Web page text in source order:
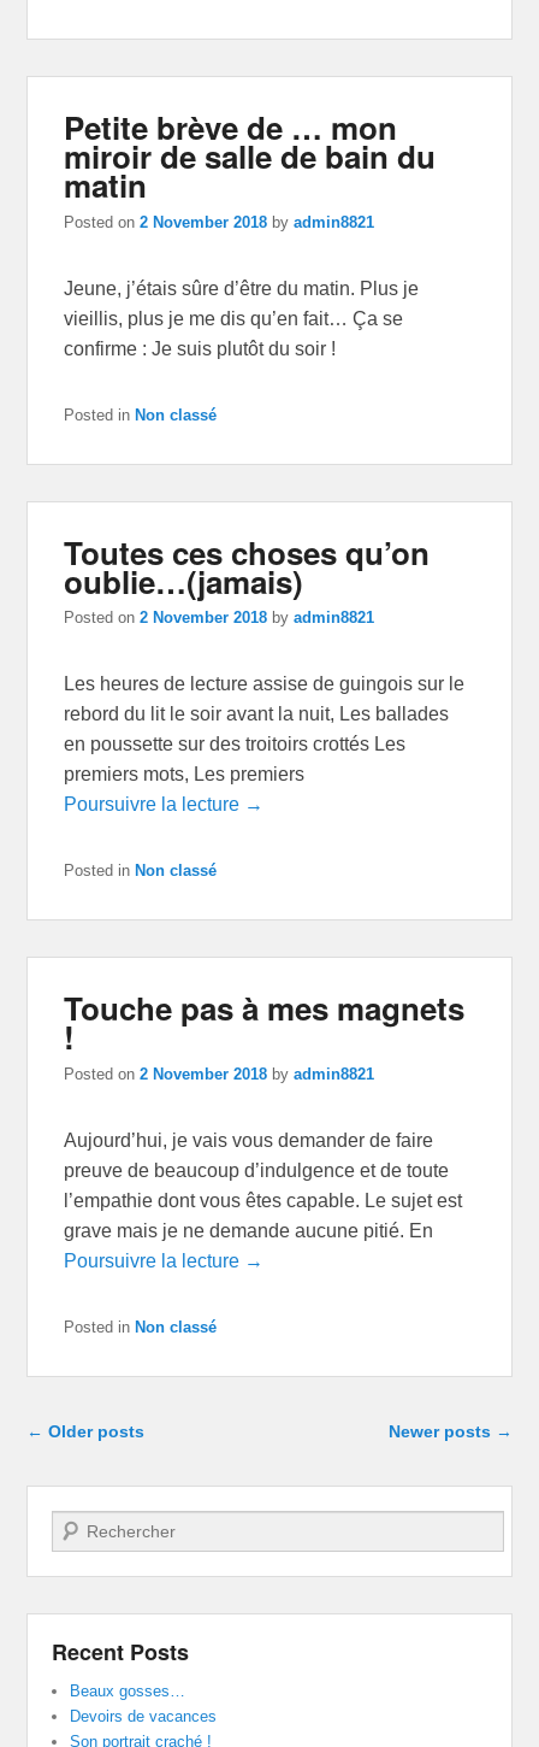
Petite brève de … mon
miroir de salle de bain du
matin
Posted on2 November 2018 byadmin8821
Jeune, j’étais sûre d’être du matin. Plus je
vieillis, plus je me dis qu’en fait… Ça se
confirme : Je suis plutôt du soir !
Posted in Non classé
Toutes ces choses qu’on
oublie…(jamais)
Posted on2 November 2018 byadmin8821
Les heures de lecture assise de guingois sur le
rebord du lit le soir avant la nuit, Les ballades
en poussette sur des troitoirs crottés Les
premiers mots, Les premiers
Poursuivre la lecture →
Posted in Non classé
Touche pas à mes magnets
!
Posted on2 November 2018 byadmin8821
Aujourd’hui, je vais vous demander de faire
preuve de beaucoup d’indulgence et de toute
l’empathie dont vous êtes capable. Le sujet est
grave mais je ne demande aucune pitié. En
Poursuivre la lecture →
Posted in Non classé
Post navigation
← Older posts Newer posts →
Search
Recent Posts
Beaux gosses…
Devoirs de vacances
Son portrait craché !